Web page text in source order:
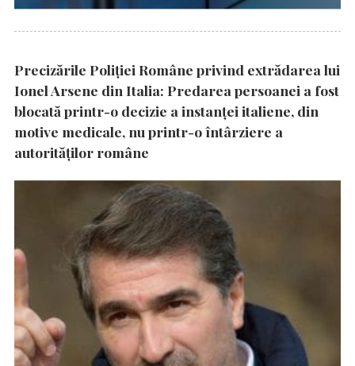
Precizările Poliţiei Române privind extrădarea lui
Ionel Arsene din Italia: Predarea persoanei a fost
blocată printr-o decizie a instanţei italiene, din
motive medicale, nu printr-o întârziere a
autorităţilor române